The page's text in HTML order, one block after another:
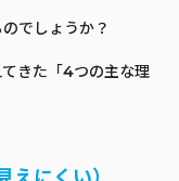
でしょうか？
きた「4つの主な理